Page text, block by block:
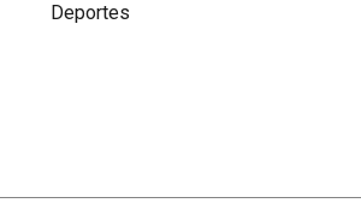
Deportes